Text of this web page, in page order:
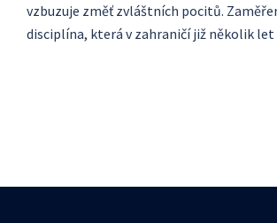
vzbuzuje změť zvláštních pocitů.
disciplína, která v zahraničí již několik